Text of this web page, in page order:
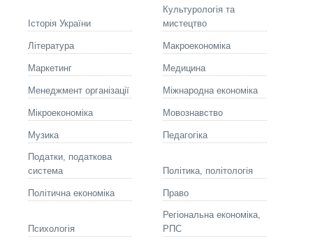
Історія України
Культурологія та
мистецтво
Літературa Макроекономіка
Маркетинг Медицина
Менеджмент організації Міжнародна економіка
Мікроекономіка Мовознавство
Музика Педагогіка
Податки, податкова
система
Політика, політологія
Політична економіка Право
Психологія
Регіональна економіка,
РПС